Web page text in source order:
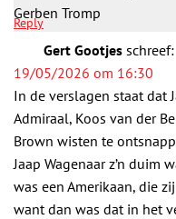
Gerben Tromp
Reply
Gert Gootjes schreef:
19/05/2026 om 16:30
In de verslagen staat dat
Admiraal, Koos van der
Brown wisten te
Jaap Wagenaar z’n duim
was een Amerikaan, die
want dan was dat in het